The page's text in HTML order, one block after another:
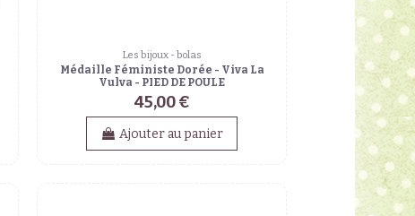
Les bijoux - bolas
Médaille Féministe Dorée - Viva La
Vulva - PIED DE POULE
45,00 €
Ajouter au panier